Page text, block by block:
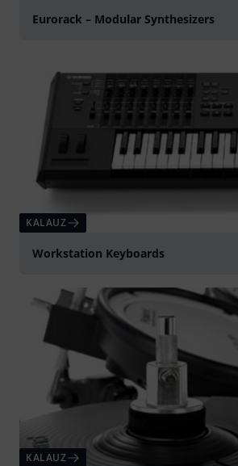
Eurorack – Modular Synthesizers
KALAUZ
Workstation Keyboards
KALAUZ